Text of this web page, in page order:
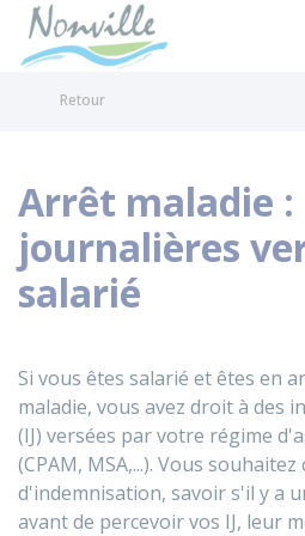
Retour
Arrêt maladie
journalières
salarié
Si vous êtes salarié et êtes en
maladie, vous avez droit à des
(IJ) versées par votre régime
(CPAM, MSA,...). Vous
d'indemnisation, savoir s'il y a
avant de percevoir vos IJ, leur